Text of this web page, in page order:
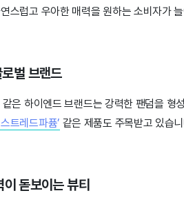
스럽고 우아한 매력을 원하는 소비자가
벌 브랜드
같은 하이엔드 브랜드는 강력한 팬덤을
트레드파퓸’ 같은 제품도 주목받고 있습
돋보이는 뷰티